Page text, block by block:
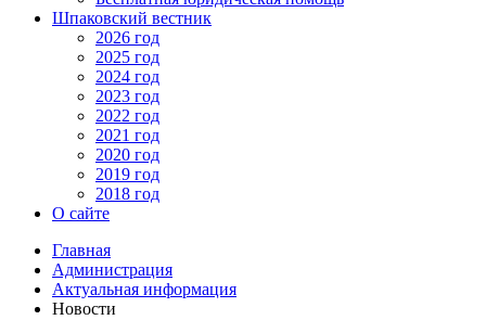
Шпаковский вестник
2026 год
2025 год
2024 год
2023 год
2022 год
2021 год
2020 год
2019 год
2018 год
О сайте
Главная
Администрация
Актуальная информация
Новости